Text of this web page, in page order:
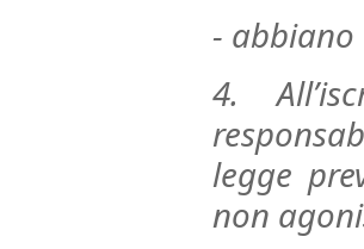
-
4.
legge
non